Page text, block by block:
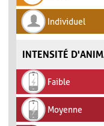
Individuel
INTENSITÉ
Faible
Moyenne